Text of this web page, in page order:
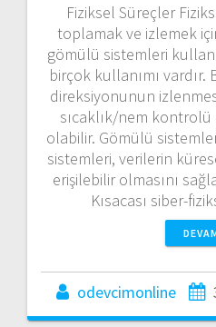
Fiziksel Süreçler
toplamak ve izlemek
gömülü sistemleri
birçok kullanımı vardır.
direksiyonunun
sıcaklık/nem
olabilir. Gömülü
sistemleri, verilerin
erişilebilir olmasını
Kısacası siber-
odevcimonline